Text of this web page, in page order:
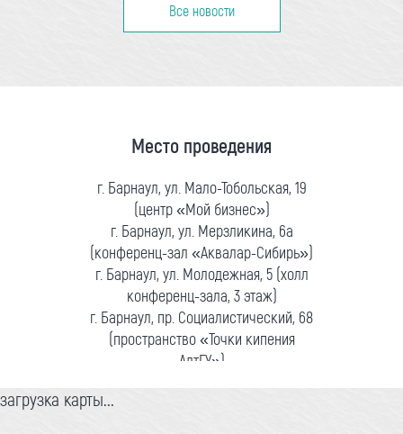
Все новости
Место проведения
г. Барнаул, ул. Мало-Тобольская, 19
(центр «Мой бизнес»)
г. Барнаул, ул. Мерзликина, 6а
(конференц-зал «Аквалар-Сибирь»)
г. Барнаул, ул. Молодежная, 5 (холл
конференц-зала, 3 этаж)
г. Барнаул, пр. Социалистический, 68
(пространство «Точки кипения
АлтГУ»)
загрузка карты...